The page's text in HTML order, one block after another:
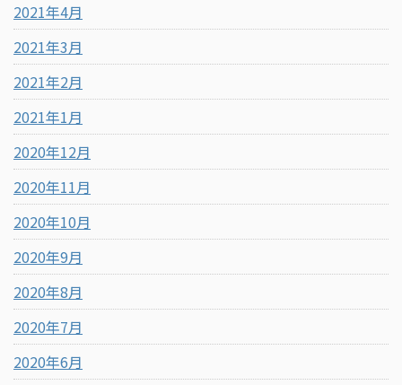
2021年4月
2021年3月
2021年2月
2021年1月
2020年12月
2020年11月
2020年10月
2020年9月
2020年8月
2020年7月
2020年6月